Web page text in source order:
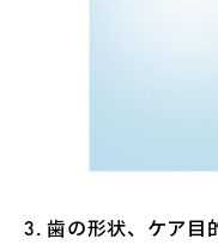
3. 歯の形状、ケア目